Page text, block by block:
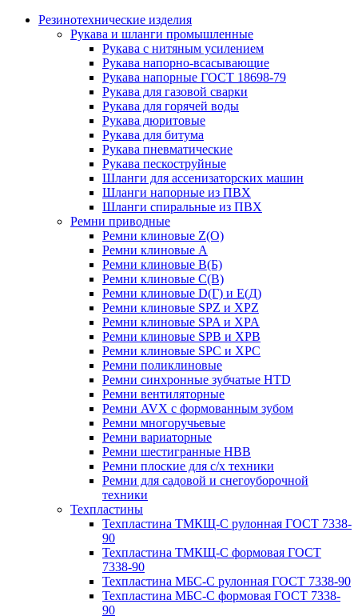
Резинотехнические изделия
Рукава и шланги промышленные
Рукава с нитяным усилением
Рукава напорно-всасывающие
Рукава напорные ГОСТ 18698-79
Рукава для газовой сварки
Рукава для горячей воды
Рукава дюритовые
Рукава для битума
Рукава пневматические
Рукава пескоструйные
Шланги для ассенизаторских машин
Шланги напорные из ПВХ
Шланги спиральные из ПВХ
Ремни приводные
Ремни клиновые Z(О)
Ремни клиновые А
Ремни клиновые В(Б)
Ремни клиновые С(В)
Ремни клиновые D(Г) и Е(Д)
Ремни клиновые SPZ и XPZ
Ремни клиновые SPA и XPA
Ремни клиновые SPB и XPB
Ремни клиновые SPC и XPC
Ремни поликлиновые
Ремни синхронные зубчатые HTD
Ремни вентиляторные
Ремни AVX с формованным зубом
Ремни многоручьевые
Ремни вариаторные
Ремни шестигранные HBB
Ремни плоские для с/х техники
Ремни для садовой и снегоуборочной
техники
Техпластины
Техпластина ТМКЩ-С рулонная ГОСТ 7338-
90
Техпластина ТМКЩ-С формовая ГОСТ
7338-90
Техпластина МБС-С рулонная ГОСТ 7338-90
Техпластина МБС-С формовая ГОСТ 7338-
90